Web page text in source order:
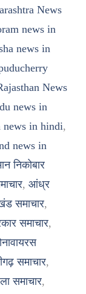
News
news in
news in
News
news in
news in hindi,
news in
निकोबार
, आंध्र
समाचार,
समाचार,
समाचार,
समाचार,